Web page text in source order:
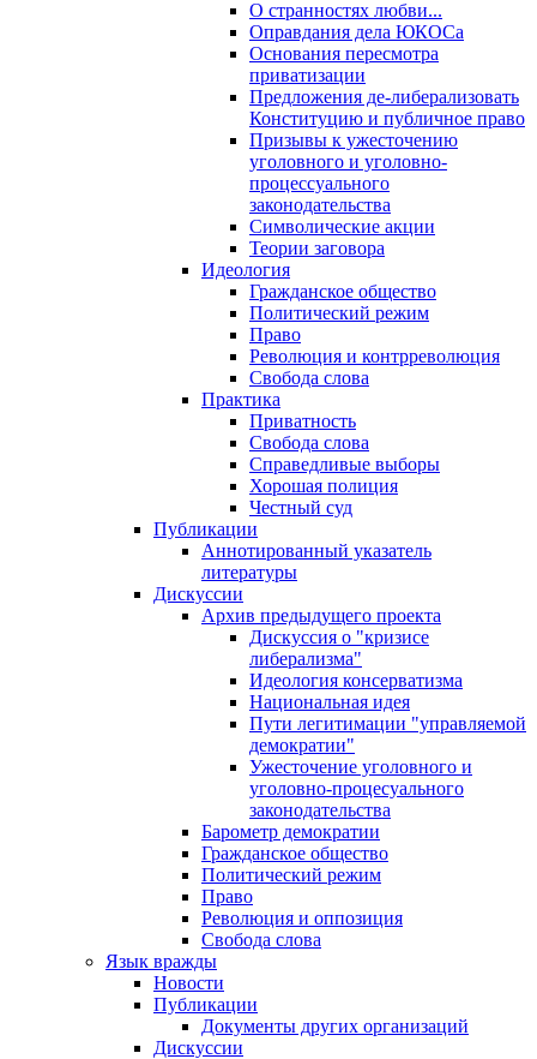
О странностях любви...
Оправдания дела ЮКОСа
Основания пересмотра
приватизации
Предложения де-либерализовать
Конституцию и публичное право
Призывы к ужесточению
уголовного и уголовно-
процессуального
законодательства
Символические акции
Теории заговора
Идеология
Гражданское общество
Политический режим
Право
Революция и контрреволюция
Свобода слова
Практика
Приватность
Свобода слова
Справедливые выборы
Хорошая полиция
Честный суд
Публикации
Аннотированный указатель
литературы
Дискуссии
Архив предыдущего проекта
Дискуссия о "кризисе
либерализма"
Идеология консерватизма
Национальная идея
Пути легитимации "управляемой
демократии"
Ужесточение уголовного и
уголовно-процесуального
законодательства
Барометр демократии
Гражданское общество
Политический режим
Право
Революция и оппозиция
Свобода слова
Язык вражды
Новости
Публикации
Документы других организаций
Дискуссии